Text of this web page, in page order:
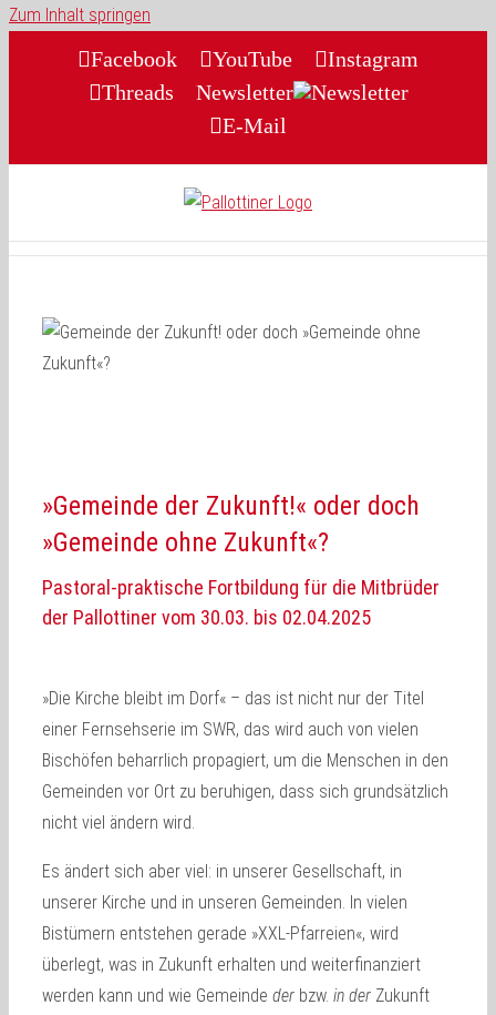
Zum Inhalt springen
Facebook YouTube
Instagram
Threads
Newsletter
E-Mail
»Gemeinde der Zukunft!« oder doch
»Gemeinde ohne Zukunft«?
Pastoral-praktische Fortbildung für die Mitbrüder
der Pallottiner vom 30.03. bis 02.04.2025
»Die Kirche bleibt im Dorf« – das ist nicht nur der Titel
einer Fernsehserie im SWR, das wird auch von vielen
Bischöfen beharrlich propagiert, um die Menschen in den
Gemeinden vor Ort zu beruhigen, dass sich grundsätzlich
nicht viel ändern wird.
Es ändert sich aber viel: in unserer Gesellschaft, in
unserer Kirche und in unseren Gemeinden. In vielen
Bistümern entstehen gerade »XXL-Pfarreien«, wird
überlegt, was in Zukunft erhalten und weiterfinanziert
werden kann und wie Gemeinde der bzw. in der Zukunft